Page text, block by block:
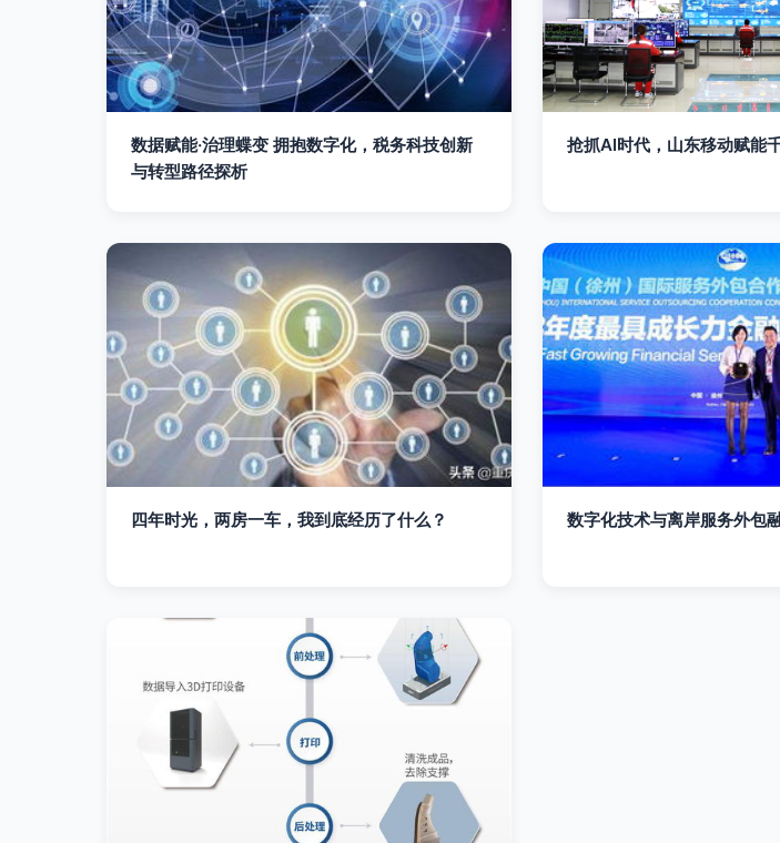
数据赋能·治理蝶变 拥抱数字化，税务科技创新
与转型路径探析
抢抓AI时代，山东移动赋能
四年时光，两房一车，我到底经历了什么？ 数字化技术与离岸服务外包